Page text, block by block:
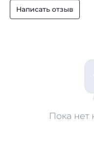
Написать отзыв
Пока нет